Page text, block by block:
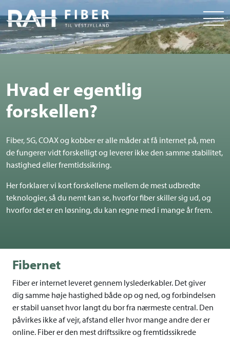
Hvad er egentlig
forskellen?
Fiber, 5G, COAX og kobber er alle måder at få internet på, men
de fungerer vidt forskelligt og leverer ikke den samme stabilitet,
hastighed eller fremtidssikring.
Her forklarer vi kort forskellene mellem de mest udbredte
teknologier, så du nemt kan se, hvorfor fiber skiller sig ud, og
hvorfor det er en løsning, du kan regne med i mange år frem.
Fibernet
Fiber er internet leveret gennem lyslederkabler. Det giver
dig samme høje hastighed både op og ned, og forbindelsen
er stabil uanset hvor langt du bor fra nærmeste central. Den
påvirkes ikke af vejr, afstand eller hvor mange andre der er
online. Fiber er den mest driftssikre og fremtidssikrede